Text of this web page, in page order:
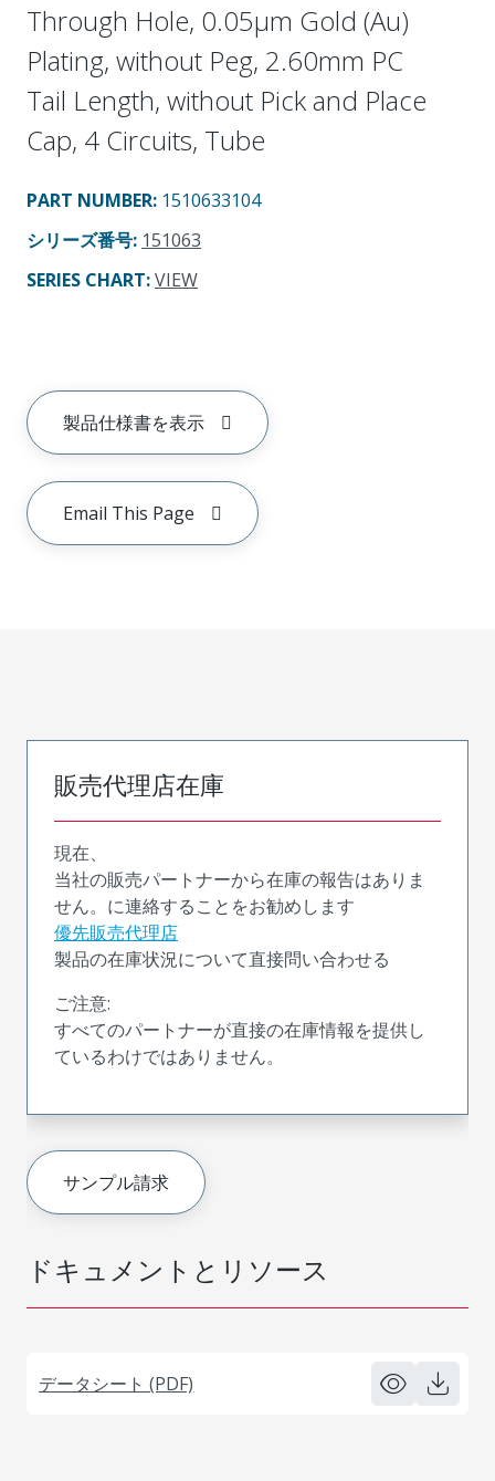
Through Hole, 0.05µm Gold (Au)
Plating, without Peg, 2.60mm PC
Tail Length, without Pick and Place
Cap, 4 Circuits, Tube
PART NUMBER: 1510633104
シリーズ番号: 151063
SERIES CHART:VIEW
製品仕様書を表示
Email This Page
ドキュメントとリソース
データシート (PDF)
販売代理店在庫
現在、
当社の販売パートナーから在庫の報告はありま
せん。に連絡することをお勧めします
優先販売代理店
製品の在庫状況について直接問い合わせる
ご注意:
すべてのパートナーが直接の在庫情報を提供し
ているわけではありません。
サンプル請求